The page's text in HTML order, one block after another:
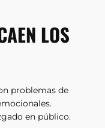
LOS
problemas de
en público.